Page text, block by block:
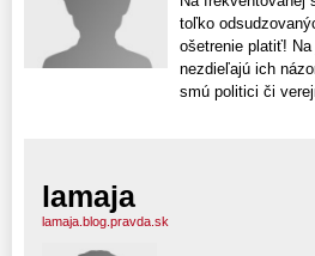
toľko
ošetrenie platiť!
nezdieľajú ich
smú politici či
lamaja
lamaja.blog.pravda.sk